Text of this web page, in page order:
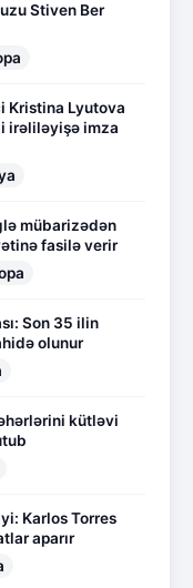
Stiven Ber
Kristina Lyutova
irəliləyişə imza
mübarizədən
fasilə verir
Son 35 ilin
olunur
kütləvi
Karlos Torres
aparır